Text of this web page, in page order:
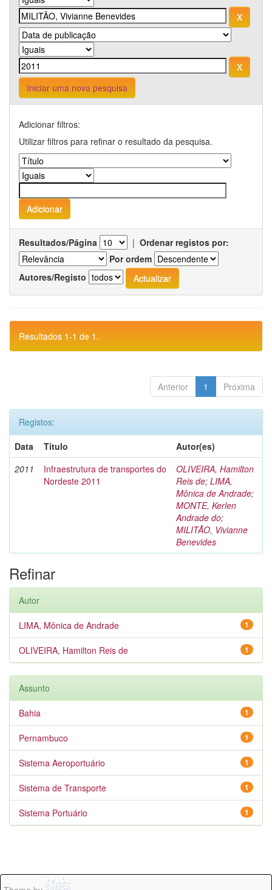
Iniciar uma nova pesquisa
Adicionar filtros:
Utilizar filtros para refinar o resultado da pesquisa.
Resultados/Página | Ordenar registos por:
Por ordem
Autores/Registo
Resultados 1-1 de 1.
Anterior 1 Próxima
Registos:
Data
Título
Autor(es)
2011
Infraestrutura de transportes do
Nordeste 2011
OLIVEIRA, Hamilton
Reis de; LIMA,
Mônica de Andrade;
MONTE, Kerlen
Andrade do;
MILITÃO, Vivianne
Benevides
Refinar
Autor
1
LIMA, Mônica de Andrade
1
OLIVEIRA, Hamilton Reis de
Assunto
1
Bahia
1
Pernambuco
1
Sistema Aeroportuário
1
Sistema de Transporte
1
Sistema Portuário